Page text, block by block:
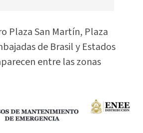
Plaza San Martín, Plaza
de Brasil y Estados
entre las zonas